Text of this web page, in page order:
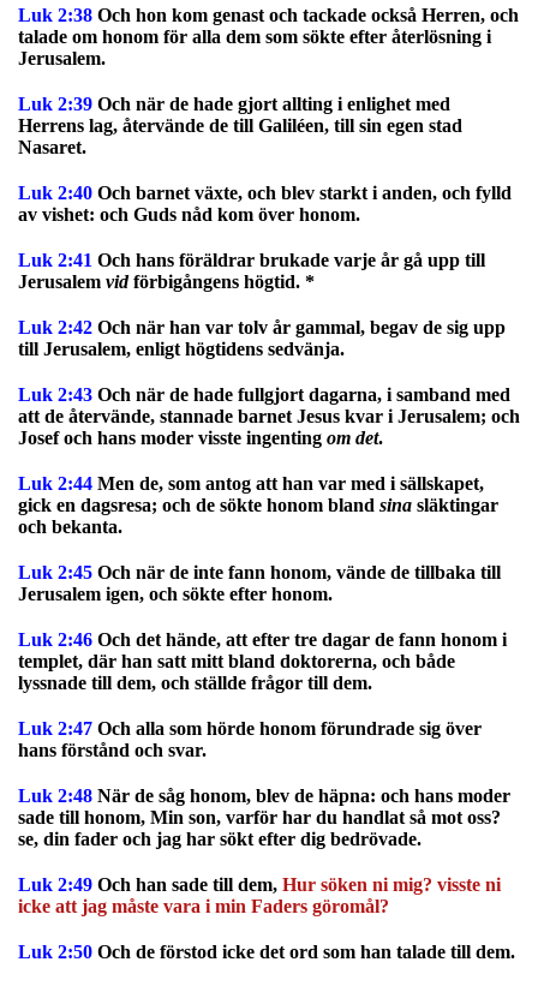
Luk 2:38 Och hon kom genast och tackade också Herren, och
talade om honom för alla dem som sökte efter återlösning i
Jerusalem.
Luk 2:39 Och när de hade gjort allting i enlighet med
Herrens lag, återvände de till Galiléen, till sin egen stad
Nasaret.
Luk 2:40 Och barnet växte, och blev starkt i anden, och fylld
av vishet: och Guds nåd kom över honom.
Luk 2:41 Och hans föräldrar brukade varje år gå upp till
Jerusalem vidförbigångens högtid. *
Luk 2:42 Och när han var tolv år gammal, begav de sig upp
till Jerusalem, enligt högtidens sedvänja.
Luk 2:43 Och när de hade fullgjort dagarna, i samband med
att de återvände, stannade barnet Jesus kvar i Jerusalem; och
Josef och hans moder visste ingenting om det.
Luk 2:44 Men de, som antog att han var med i sällskapet,
gick en dagsresa; och de sökte honom bland sina släktingar
och bekanta.
Luk 2:45 Och när de inte fann honom, vände de tillbaka till
Jerusalem igen, och sökte efter honom.
Luk 2:46 Och det hände, att efter tre dagar de fann honom i
templet, där han satt mitt bland doktorerna, och både
lyssnade till dem, och ställde frågor till dem.
Luk 2:47 Och alla som hörde honom förundrade sig över
hans förstånd och svar.
Luk 2:48 När de såg honom, blev de häpna: och hans moder
sade till honom, Min son, varför har du handlat så mot oss?
se, din fader och jag har sökt efter dig bedrövade.
Luk 2:49 Och han sade till dem, Hur söken ni mig? visste ni
icke att jag måste vara i min Faders göromål?
Luk 2:50 Och de förstod icke det ord som han talade till dem.